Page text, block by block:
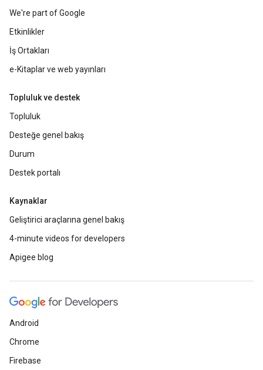
We're part of Google
Etkinlikler
İş Ortakları
e-Kitaplar ve web yayınları
Topluluk ve destek
Topluluk
Desteğe genel bakış
Durum
Destek portalı
Kaynaklar
Geliştirici araçlarına genel bakış
4-minute videos for developers
Apigee blog
Android
Chrome
Firebase